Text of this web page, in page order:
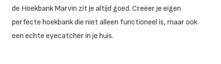
de Hoekbank Marvin zit je altijd goed. Creëer je eigen
perfecte hoekbank die niet alleen functioneel is, maar ook
een echte eyecatcher in je huis.